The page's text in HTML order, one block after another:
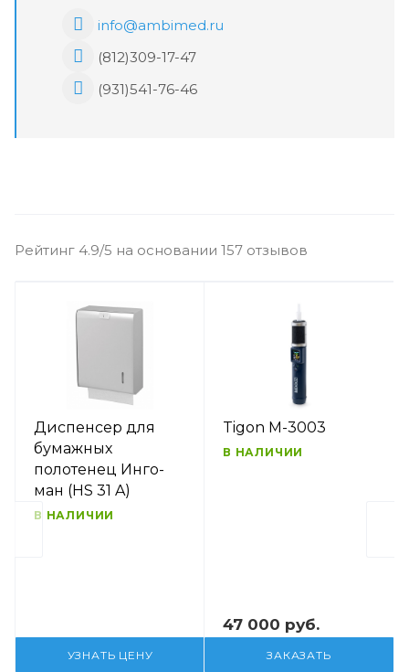
info@ambimed.ru
(812)309-17-47
(931)541-76-46
Рейтинг 4.9/5 на основании 157 отзывов
Диспенсер для
бумажных
полотенец Инго-
ман (HS 31 A)
В НАЛИЧИИ
УЗНАТЬ ЦЕНУ
Tigon M-3003
В НАЛИЧИИ
47 000 руб.
ЗАКАЗАТЬ